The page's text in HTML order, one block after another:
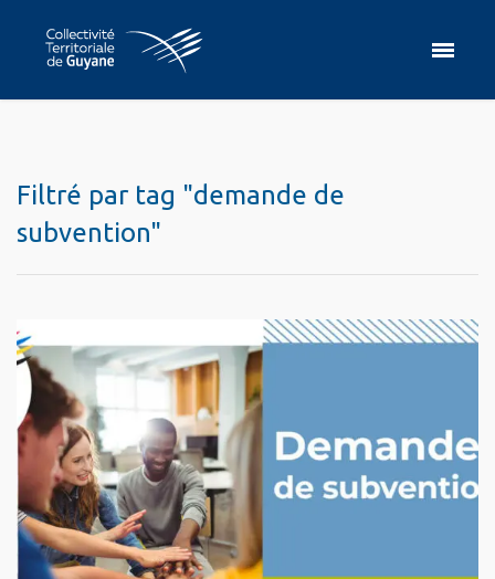
Filtré par tag "demande de
subvention"